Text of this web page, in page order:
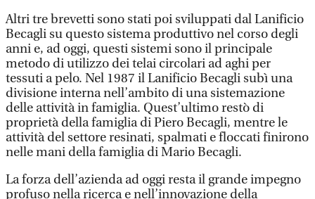
Altri tre brevetti sono stati poi sviluppati dal Lanificio
Becagli su questo sistema produttivo nel corso degli
anni e, ad oggi, questi sistemi sono il principale
metodo di utilizzo dei telai circolari ad aghi per
tessuti a pelo. Nel 1987 il Lanificio Becagli subì una
divisione interna nell’ambito di una sistemazione
delle attività in famiglia. Quest’ultimo restò di
proprietà della famiglia di Piero Becagli, mentre le
attività del settore resinati, spalmati e floccati finirono
nelle mani della famiglia di Mario Becagli.
La forza dell’azienda ad oggi resta il grande impegno
profuso nella ricerca e nell’innovazione della